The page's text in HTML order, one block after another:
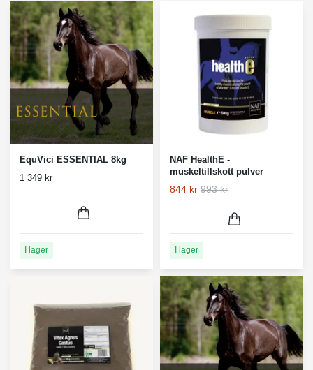
EquVici ESSENTIAL 8kg
1 349 kr
I lager
NAF HealthE -
muskeltillskott pulver
844 kr 993 kr
I lager